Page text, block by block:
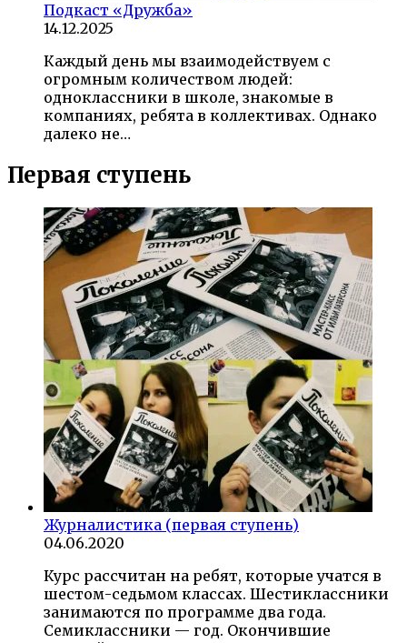
Подкаст «Дружба»
14.12.2025
Каждый день мы взаимодействуем с
огромным количеством людей:
одноклассники в школе, знакомые в
компаниях, ребята в коллективах. Однако
далеко не…
Первая ступень
Журналистика (первая ступень)
04.06.2020
Курс рассчитан на ребят, которые учатся в
шестом-седьмом классах. Шестиклассники
занимаются по программе два года.
Семиклассники — год. Окончившие